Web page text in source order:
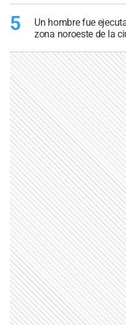
5
Un hombre fue
zona noroeste de la